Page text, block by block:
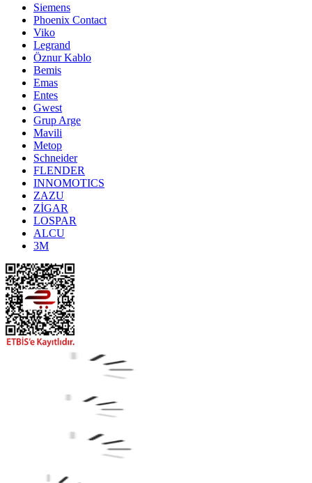
Siemens
Phoenix Contact
Viko
Legrand
Öznur Kablo
Bemis
Emas
Entes
Gwest
Grup Arge
Mavili
Metop
Schneider
FLENDER
INNOMOTICS
ZAZU
ZİGAR
LOSPAR
ALCU
3M